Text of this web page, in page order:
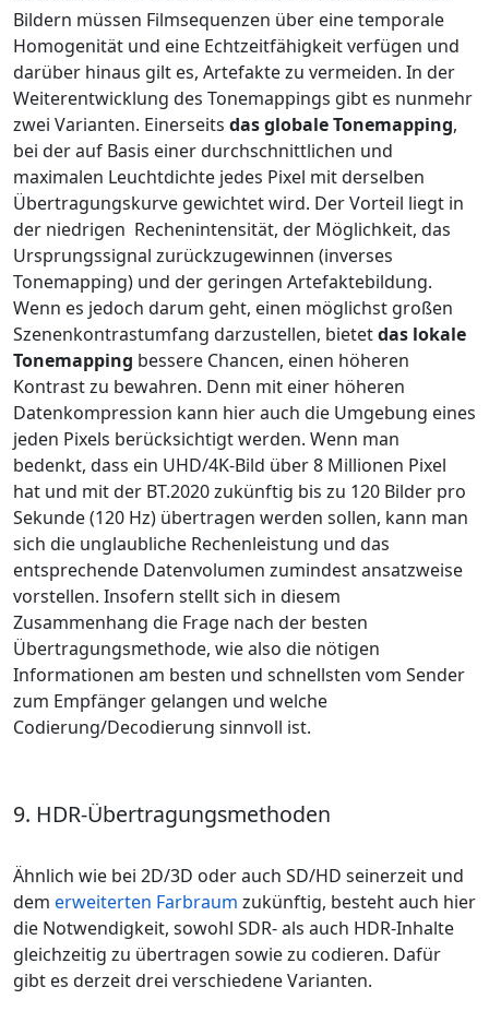
Bildern müssen Filmsequenzen über eine temporale
Homogenität und eine Echtzeitfähigkeit verfügen und
darüber hinaus gilt es, Artefakte zu vermeiden. In der
Weiterentwicklung des Tonemappings gibt es nunmehr
zwei Varianten. Einerseits das globale Tonemapping,
bei der auf Basis einer durchschnittlichen und
maximalen Leuchtdichte jedes Pixel mit derselben
Übertragungskurve gewichtet wird. Der Vorteil liegt in
der niedrigen Rechenintensität, der Möglichkeit, das
Ursprungssignal zurückzugewinnen (inverses
Tonemapping) und der geringen Artefaktebildung.
Wenn es jedoch darum geht, einen möglichst großen
Szenenkontrastumfang darzustellen, bietetdas lokale
Tonemapping bessere Chancen, einen höheren
Kontrast zu bewahren. Denn mit einer höheren
Datenkompression kann hier auch die Umgebung eines
jeden Pixels berücksichtigt werden. Wenn man
bedenkt, dass ein UHD/4K-Bild über 8 Millionen Pixel
hat und mit der BT.2020 zukünftig bis zu 120 Bilder pro
Sekunde (120 Hz) übertragen werden sollen, kann man
sich die unglaubliche Rechenleistung und das
entsprechende Datenvolumen zumindest ansatzweise
vorstellen. Insofern stellt sich in diesem
Zusammenhang die Frage nach der besten
Übertragungsmethode, wie also die nötigen
Informationen am besten und schnellsten vom Sender
zum Empfänger gelangen und welche
Codierung/Decodierung sinnvoll ist.
9. HDR-Übertragungsmethoden
Ähnlich wie bei 2D/3D oder auch SD/HD seinerzeit und
dem erweiterten Farbraum zukünftig, besteht auch hier
die Notwendigkeit, sowohl SDR- als auch HDR-Inhalte
gleichzeitig zu übertragen sowie zu codieren. Dafür
gibt es derzeit drei verschiedene Varianten.